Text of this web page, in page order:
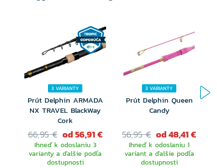
3 VARIANTY
Prút Delphin ARMADA
NX TRAVEL BlackWay
Cork
66,95 € od 56,91 €
Ihneď k odoslaniu 3
varianty a ďalšie podľa
dostupnosti
3 VARIANTY
Prút Delphin Queen
Candy
56,95 € od 48,41 €
Ihneď k odoslaniu 1
variant a ďalšie podľa
dostupnosti